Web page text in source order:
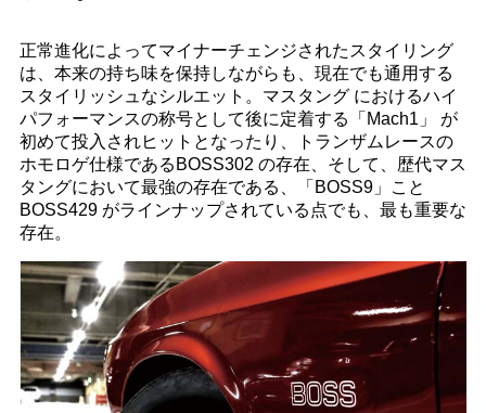
正常進化によってマイナーチェンジされたスタイリング
は、本来の持ち味を保持しながらも、現在でも通用する
スタイリッシュなシルエット。マスタング におけるハイ
パフォーマンスの称号として後に定着する「Mach1」 が
初めて投入されヒットとなったり、トランザムレースの
ホモロゲ仕様であるBOSS302 の存在、そして、歴代マス
タングにおいて最強の存在である、「BOSS9」こと
BOSS429 がラインナップされている点でも、最も重要な
存在。